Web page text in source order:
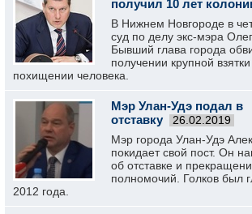
получил 10 лет
В Нижнем Новгороде в
суд по делу экс-мэра
Бывший глава города
получении крупной
похищении человека.
Мэр Улан-Удэ подал в
отставку
26.02.2019
Мэр города Улан-Удэ
покидает свой пост. Он
об отставке и
полномочий. Голков был
2012 года.